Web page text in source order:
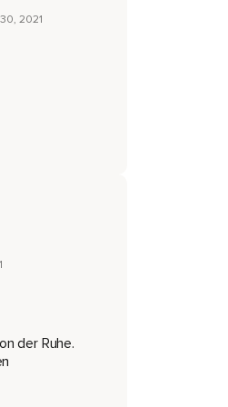
ganz aus.
und angenehmer
2021
der Ruhe.